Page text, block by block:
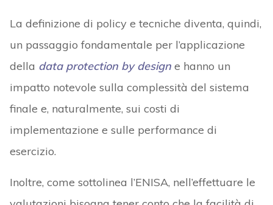
La definizione di policy e tecniche diventa, quindi,
un passaggio fondamentale per l’applicazione
della data protection by designe hanno un
impatto notevole sulla complessità del sistema
finale e, naturalmente, sui costi di
implementazione e sulle performance di
esercizio.
Inoltre, come sottolinea l’ENISA, nell’effettuare le